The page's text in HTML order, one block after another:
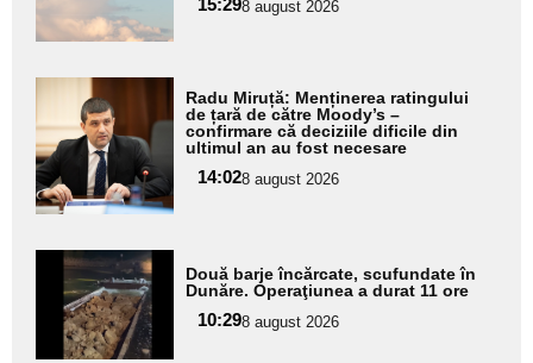
15:298 august 2026
Adaugă
aici textul
pentru
subtitlu
Radu Miruță: Menținerea ratingului
de țară de către Moody’s –
confirmare că deciziile dificile din
ultimul an au fost necesare
14:028 august 2026
Adaugă
aici textul
pentru
subtitlu
Două barje încărcate, scufundate în
Dunăre. Operaţiunea a durat 11 ore
10:298 august 2026